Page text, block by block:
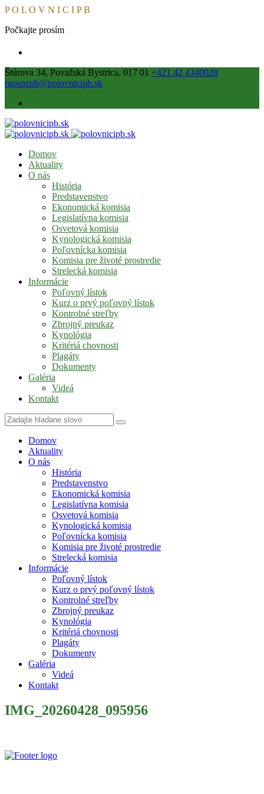
PO L O V N I C I PB
Počkajte prosím
Štúrova 34, Považská Bystrica, 017 01 +421 42 4340028
rgospzpb@polovnicipb.sk
Domov
Aktuality
O nás
História
Predstavenstvo
Ekonomická komisia
Legislatívna komisia
Osvetová komisia
Kynologická komisia
Poľovnícka komisia
Komisia pre životé prostredie
Strelecká komisia
Informácie
Poľovný lístok
Kurz o prvý poľovný lístok
Kontrolné streľby
Zbrojný preukaz
Kynológia
Kritériá chovnosti
Plagáty
Dokumenty
Galéria
Videá
Kontakt
Domov
Aktuality
O nás
História
Predstavenstvo
Ekonomická komisia
Legislatívna komisia
Osvetová komisia
Kynologická komisia
Poľovnícka komisia
Komisia pre životé prostredie
Strelecká komisia
Informácie
Poľovný lístok
Kurz o prvý poľovný lístok
Kontrolné streľby
Zbrojný preukaz
Kynológia
Kritériá chovnosti
Plagáty
Dokumenty
Galéria
Videá
Kontakt
IMG_20260428_095956